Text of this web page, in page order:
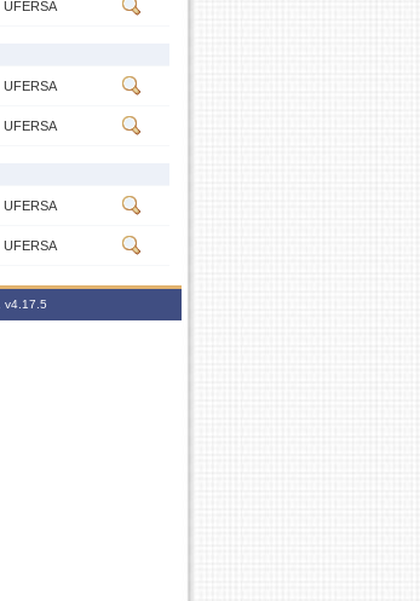
UFERSA
UFERSA
UFERSA
UFERSA
UFERSA
v4.17.5